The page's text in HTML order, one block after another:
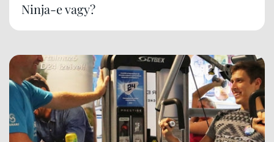
Ninja-e vagy?